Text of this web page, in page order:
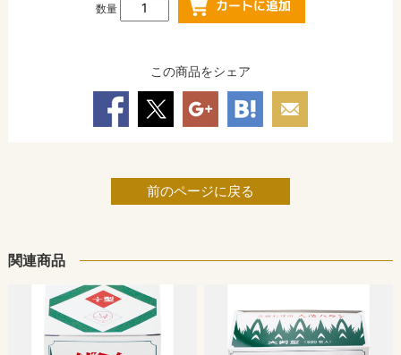
数量
この商品をシェア
前のページに戻る
関連商品